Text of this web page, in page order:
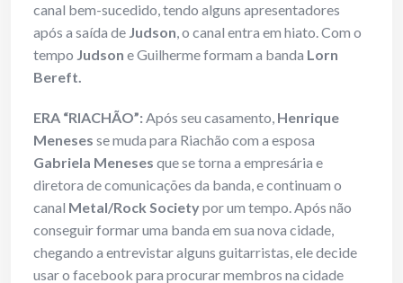
canal bem-sucedido, tendo alguns apresentadores
após a saída de Judson, o canal entra em hiato. Com o
tempo Judson e Guilherme formam a banda Lorn
Bereft.
ERA “RIACHÃO”:Após seu casamento, Henrique
Meneses se muda para Riachão com a esposa
Gabriela Meneses que se torna a empresária e
diretora de comunicações da banda, e continuam o
canal Metal/Rock Societypor um tempo. Após não
conseguir formar uma banda em sua nova cidade,
chegando a entrevistar alguns guitarristas, ele decide
usar o facebook para procurar membros na cidade